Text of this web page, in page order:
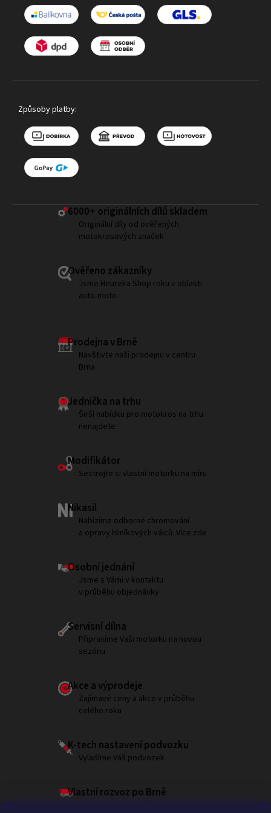
Způsoby platby:
6000+ ​originálních dílů skladem
Originální díly od ověřených
motokrosových značek
Ověřeno zákazníky
Jsme Heureka Shop roku v oblasti
auto-moto
Prodejna v Brně
Navštivte naši prodejnu v centru
Brna
Jednička na trhu
Širší nabídku pro motokros na trhu
nenajdete
Modifikátor
Sestrojte si vlastní motorku na míru
Nikasil
Nabízíme odborné chromování
a opravy hliníkových válců. Více zde
Osobní jednání
Jsme s Vámi v kontaktu
v průběhu objednávky
Servisní dílna
Připravíme Vaši motorku na novou
sezónu
Akce a výprodeje
Zajímavé ceny a akce v průběhu
celého roku
K-tech nastavení podvozku
Vyladíme Váš podvozek
Vlastní rozvoz po Brně
Garantujeme doručení do 180 minut